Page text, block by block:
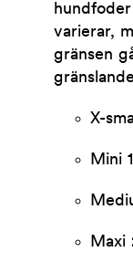
varierar,
gränsen
X-
Mini
Maxi